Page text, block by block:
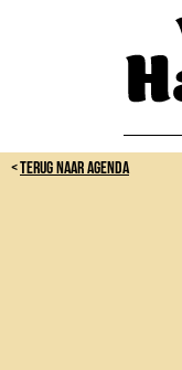
TERUG NAAR AGENDA